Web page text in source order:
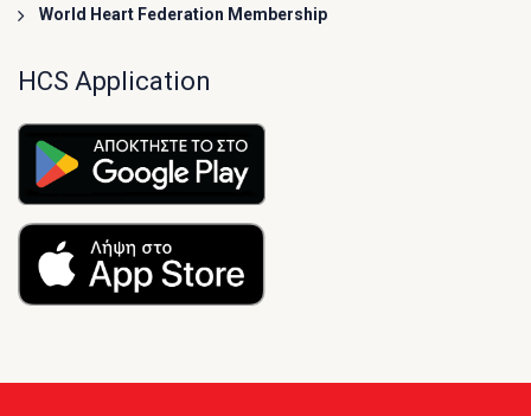
World Heart Federation Membership
HCS Application